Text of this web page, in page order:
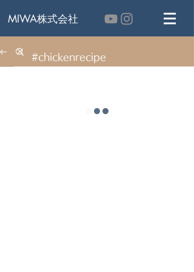
MIWA株式会社